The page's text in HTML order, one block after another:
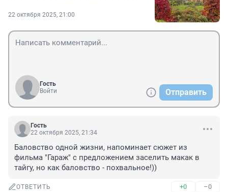
22 октября 2025, 21:00
Гость
Войти
Отправить
Гость
22 октября 2025, 21:34
Баловство одной жизни, напоминает сюжет из
фильма "Гараж" с предложением заселить макак в
тайгу, но как баловство - похвальное!))
ОТВЕТИТЬ +0 –0